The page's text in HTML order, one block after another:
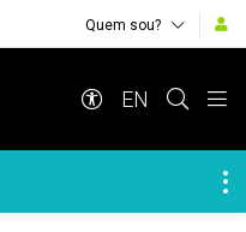
Quem sou?
EN